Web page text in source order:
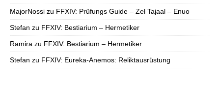
MajorNossi zu FFXIV: Prüfungs Guide – Zel Tajaal – Enuo
Stefan zu FFXIV: Bestiarium – Hermetiker
Ramira zu FFXIV: Bestiarium – Hermetiker
Stefan zu FFXIV: Eureka-Anemos: Reliktausrüstung